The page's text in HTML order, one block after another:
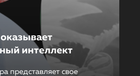
интеллект
представляет свое